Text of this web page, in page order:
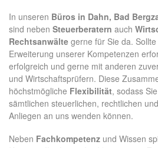
In unseren Büros in Dahn, Bad
sind neben Steuerberatern auch
Rechtsanwälte gerne für Sie da.
Erweiterung unserer Kompetenzen
erfolgreich und gerne mit anderen
und Wirtschaftsprüfern. Diese
höchstmögliche Flexibilität, sodass
sämtlichen steuerlichen, rechtlichen
Anliegen an uns wenden können.
Neben Fachkompetenz und Wissen